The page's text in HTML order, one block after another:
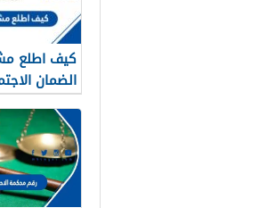
كيف اطلع
الضمان